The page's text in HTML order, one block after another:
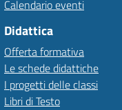
Calendario eventi
Didattica
Offerta formativa
Le schede didattiche
I progetti delle classi
Libri di Testo